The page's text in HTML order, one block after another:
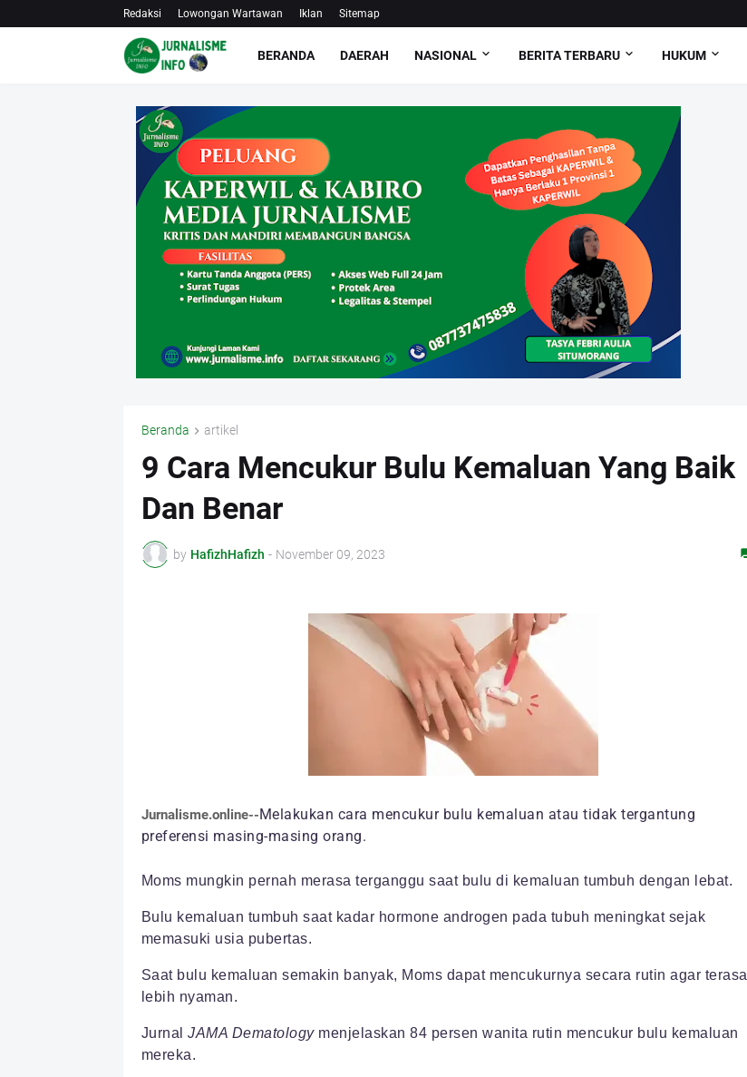
Redaksi Lowongan Wartawan Iklan Sitemap
BERANDA DAERAH NASIONAL BERITA TERBARU HUKUM
Beranda artikel
9 Cara Mencukur Bulu Kemaluan Yang Baik
Dan Benar
by HafizhHafizh - November 09, 2023
Jurnalisme.online--Melakukan cara mencukur bulu kemaluan atau tidak tergantung
preferensi masing-masing orang.
Moms mungkin pernah merasa terganggu saat bulu di kemaluan tumbuh dengan lebat.
Bulu kemaluan tumbuh saat kadar hormone androgen pada tubuh meningkat sejak
memasuki usia pubertas.
Saat bulu kemaluan semakin banyak, Moms dapat mencukurnya secara rutin agar terasa
lebih nyaman.
Jurnal JAMA Dematologymenjelaskan 84 persen wanita rutin mencukur bulu kemaluan
mereka.